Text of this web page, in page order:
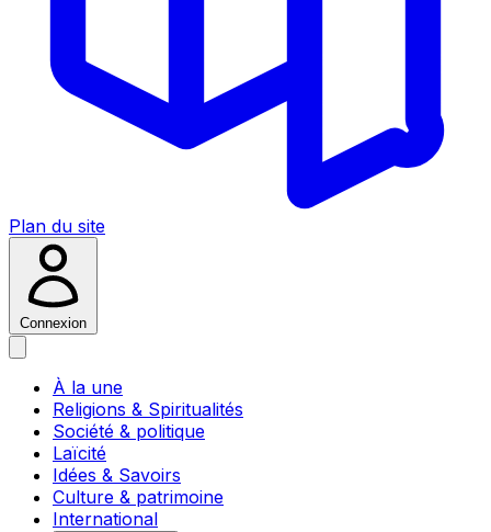
Plan du site
Connexion
À la une
Religions & Spiritualités
Société & politique
Laïcité
Idées & Savoirs
Culture & patrimoine
International